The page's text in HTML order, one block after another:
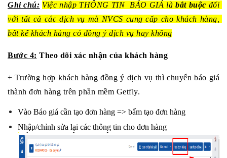
Ghi chú: Việc nhập THÔNG TIN  BÁO GIÁ là bắt buộc đối
với tất cả các dịch vụ mà NVCS cung cấp cho khách hàng,
bất kể khách hàng có đồng ý dịch vụ hay không
Bước 4: Theo dõi xác nhận của khách hàng
+ Trường hợp khách hàng đồng ý dịch vụ thì chuyển báo giá
thành đơn hàng trên phần mềm Getfly.
Vào Báo giá cần tạo đơn hàng => bấm tạo đơn hàng
Nhập/chỉnh sửa lại các thông tin cho đơn hàng